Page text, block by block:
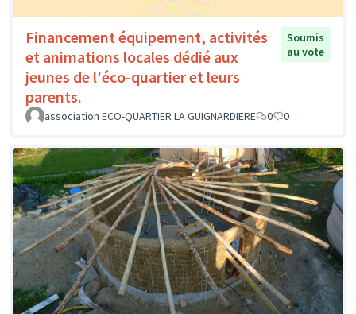
Financement équipement, activités
et animations locales dédié aux
jeunes de l'éco-quartier et leurs
parents.
Soumis
au vote
association ECO-QUARTIER LA GUIGNARDIERE 0 0